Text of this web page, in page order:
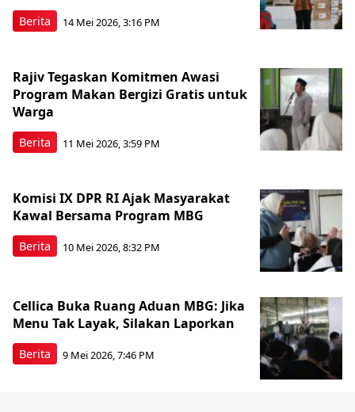
Berita 14 Mei 2026, 3:16 PM
Berita
Rajiv Tegaskan Komitmen Awasi
Program Makan Bergizi Gratis untuk
Warga
11 Mei 2026, 3:59 PM
Berita
Komisi IX DPR RI Ajak Masyarakat
Kawal Bersama Program MBG
10 Mei 2026, 8:32 PM
Berita
Cellica Buka Ruang Aduan MBG: Jika
Menu Tak Layak, Silakan Laporkan
9 Mei 2026, 7:46 PM